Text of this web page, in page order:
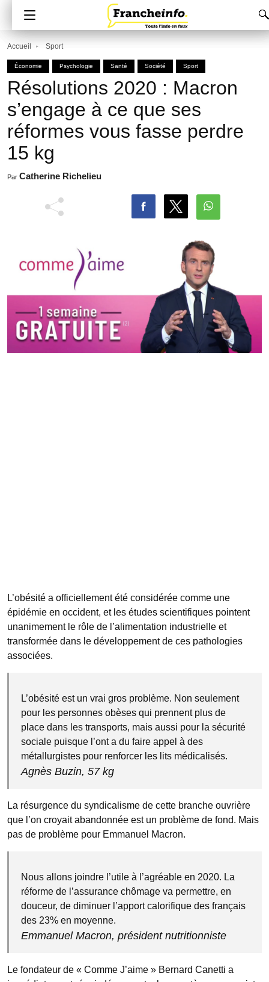
Accueil Sport
Économie Psychologie Santé Société Sport
Résolutions 2020 : Macron
s’engage à ce que ses
réformes vous fasse perdre
15 kg
Par Catherine Richelieu
L’obésité a officiellement été considérée comme une
épidémie en occident, et les études scientifiques pointent
unanimement le rôle de l’alimentation industrielle et
transformée dans le développement de ces pathologies
associées.
L’obésité est un vrai gros problème. Non seulement
pour les personnes obèses qui prennent plus de
place dans les transports, mais aussi pour la sécurité
sociale puisque l’ont a du faire appel à des
métallurgistes pour renforcer les lits médicalisés.
Agnès Buzin, 57 kg
La résurgence du syndicalisme de cette branche ouvrière
que l’on croyait abandonnée est un problème de fond. Mais
pas de problème pour Emmanuel Macron.
Nous allons joindre l’utile à l’agréable en 2020. La
réforme de l’assurance chômage va permettre, en
douceur, de diminuer l’apport calorifique des français
des 23% en moyenne.
Emmanuel Macron, président nutritionniste
Le fondateur de « Comme J’aime » Bernard Canetti a